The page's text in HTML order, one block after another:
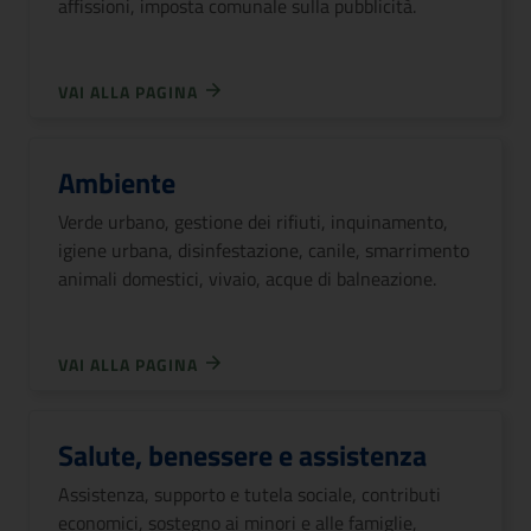
VAI ALLA PAGINA
Ambiente
Verde urbano, gestione dei rifiuti, inquinamento,
igiene urbana, disinfestazione, canile, smarrimento
animali domestici, vivaio, acque di balneazione.
VAI ALLA PAGINA
Salute, benessere e assistenza
Assistenza, supporto e tutela sociale, contributi
economici, sostegno ai minori e alle famiglie,